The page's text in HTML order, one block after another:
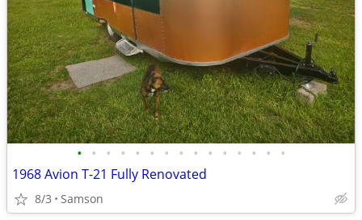
• • • • • • • • • • • • • • •
1968 Avion T-21 Fully Renovated
8/3 Samson